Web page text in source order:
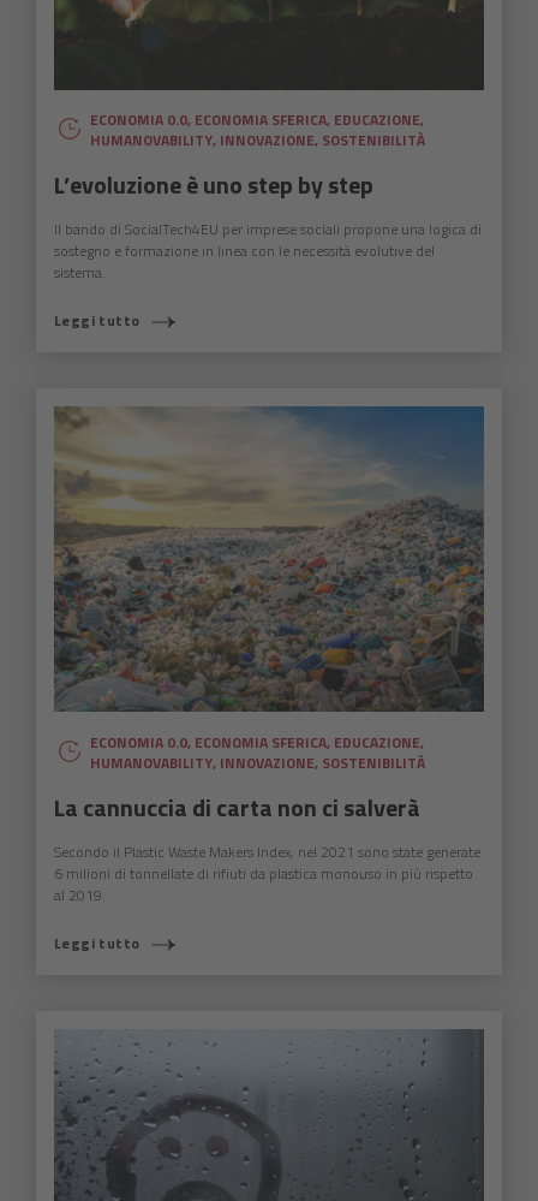
ECONOMIA 0.0, ECONOMIA SFERICA, EDUCAZIONE,
HUMANOVABILITY, INNOVAZIONE, SOSTENIBILITÀ
L’evoluzione è uno step by step
Il bando di SocialTech4EU per imprese sociali propone una logica di
sostegno e formazione in linea con le necessità evolutive del
sistema.
Leggi tutto
ECONOMIA 0.0, ECONOMIA SFERICA, EDUCAZIONE,
HUMANOVABILITY, INNOVAZIONE, SOSTENIBILITÀ
La cannuccia di carta non ci salverà
Secondo il Plastic Waste Makers Index, nel 2021 sono state generate
6 milioni di tonnellate di rifiuti da plastica monouso in più rispetto
al 2019.
Leggi tutto